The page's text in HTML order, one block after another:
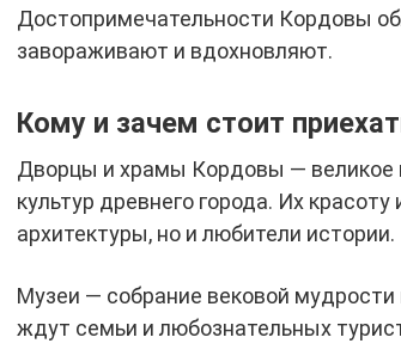
Достопримечательности Кордовы
завораживают и вдохновляют.
Кому и зачем стоит
Дворцы и храмы Кордовы —
культур древнего города. Их
архитектуры, но и любители истории.
Музеи — собрание вековой
ждут семьи и любознательных